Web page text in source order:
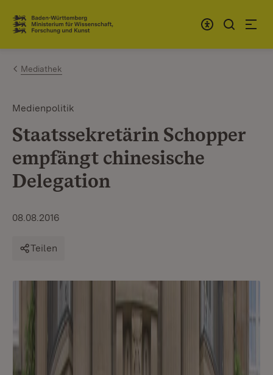
Zum Inhalt springen
Link zur Startseite
Mediathek
Medienpolitik
Staatssekretärin Schopper
empfängt chinesische
Delegation
08.08.2016
Teilen